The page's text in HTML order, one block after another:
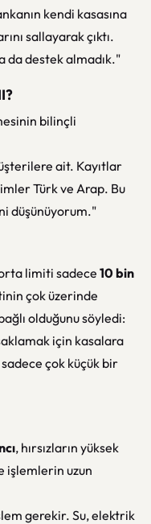
kendi kasasına
sallayarak çıktı.
da destek almadık."
bilinçli
ait. Kayıtlar
Türk ve Arap. Bu
düşünüyorum."
limiti sadece 10 bin
çok üzerinde
olduğunu söyledi:
için kasalara
çok küçük bir
, hırsızların yüksek
işlemlerin uzun
gerekir. Su, elektrik